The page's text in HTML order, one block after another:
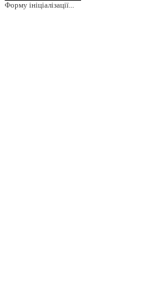
Форму ініціалізації...